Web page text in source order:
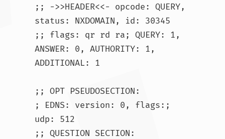
;; ->>HEADER<<- opcode: QUERY,
status: NXDOMAIN, id: 30345
;; flags: qr rd ra; QUERY: 1,
ANSWER: 0, AUTHORITY: 1,
ADDITIONAL: 1
;; OPT PSEUDOSECTION:
; EDNS: version: 0, flags:;
udp: 512
;; QUESTION SECTION: